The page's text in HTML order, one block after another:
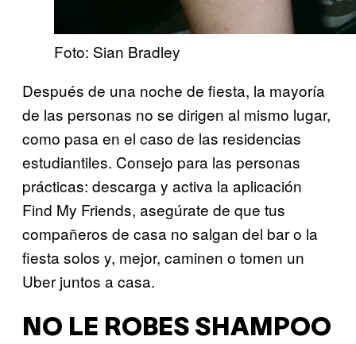
Foto: Sian Bradley
Después de una noche de fiesta, la mayoría
de las personas no se dirigen al mismo lugar,
como pasa en el caso de las residencias
estudiantiles. Consejo para las personas
prácticas: descarga y activa la aplicación
Find My Friends, asegúrate de que tus
compañeros de casa no salgan del bar o la
fiesta solos y, mejor, caminen o tomen un
Uber juntos a casa.
NO LE ROBES SHAMPOO